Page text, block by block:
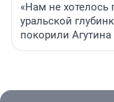
«Нам не хотелось
уральской
покорили Агутина